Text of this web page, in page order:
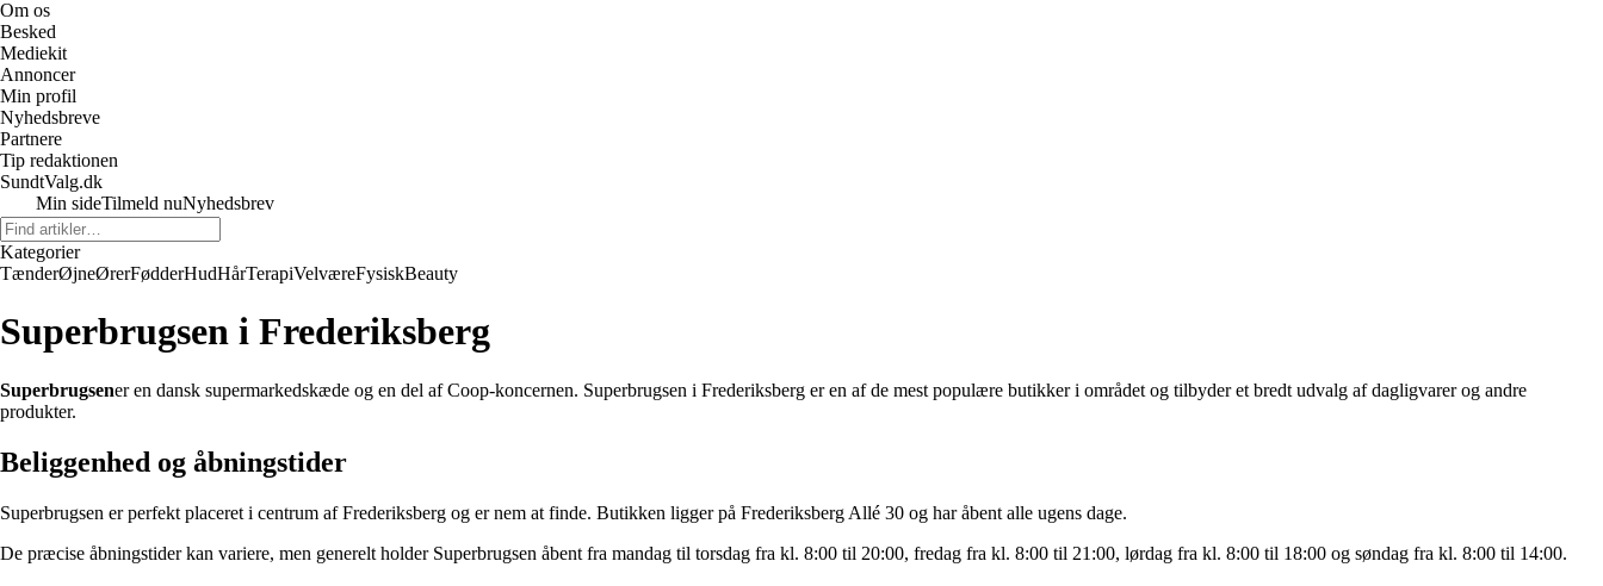
Om os
Besked
Mediekit
Annoncer
Min profil
Nyhedsbreve
Partnere
Tip redaktionen
SundtValg.dk
Min sideTilmeld nuNyhedsbrev
Kategorier
TænderØjneØrerFødderHudHårTerapiVelværeFysiskBeauty
Superbrugsen i Frederiksberg
Superbrugsener en dansk supermarkedskæde og en del af Coop-koncernen. Superbrugsen i Frederiksberg er en af de mest populære butikker i området og tilbyder et bredt udvalg af dagligvarer og andre
produkter.
Beliggenhed og åbningstider
Superbrugsen er perfekt placeret i centrum af Frederiksberg og er nem at finde. Butikken ligger på Frederiksberg Allé 30 og har åbent alle ugens dage.
De præcise åbningstider kan variere, men generelt holder Superbrugsen åbent fra mandag til torsdag fra kl. 8:00 til 20:00, fredag fra kl. 8:00 til 21:00, lørdag fra kl. 8:00 til 18:00 og søndag fra kl. 8:00 til 14:00.